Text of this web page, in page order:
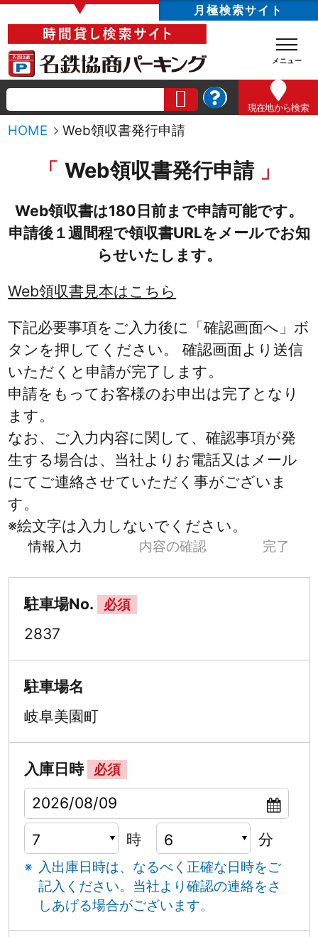
▼ 月極検索サイト
現在地から検索
HOME Web領収書発行申請
Web領収書発行申請
Web領収書は180日前まで申請可能です。
申請後１週間程で領収書URLをメールでお知
らせいたします。
Web領収書見本はこちら
下記必要事項をご入力後に「確認画面へ」ボ
タンを押してください。 確認画面より送信
いただくと申請が完了します。
申請をもってお客様のお申出は完了となり
ます。
なお、ご入力内容に関して、確認事項が発
生する場合は、当社よりお電話又はメール
にてご連絡させていただく事がございま
す。
※絵文字は入力しないでください。
情報入力 内容の確認 完了
駐車場No. 必須
2837
駐車場名
岐阜美園町
入庫日時 必須
時 分
入出庫日時は、なるべく正確な日時をご
記入ください。 当社より確認の連絡をさ
しあげる場合がございます。